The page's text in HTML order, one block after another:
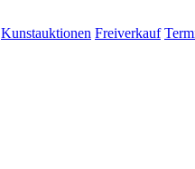
Kunstauktionen Freiverkauf